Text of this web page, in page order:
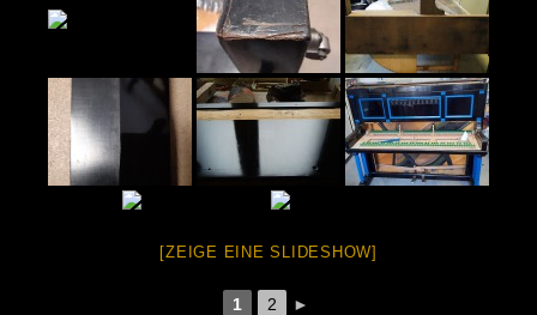
[ZEIGE EINE SLIDESHOW]
1 2 ►